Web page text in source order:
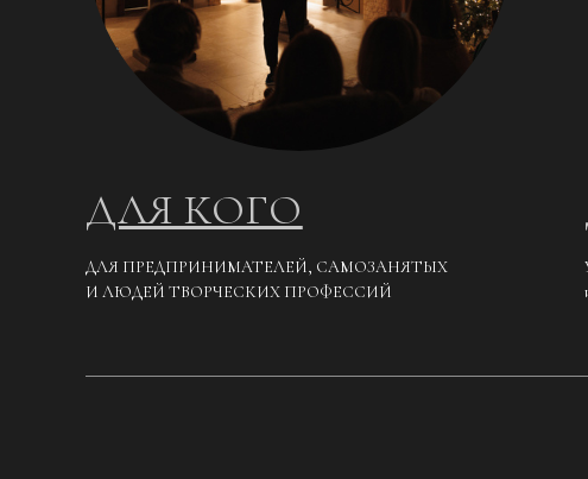
ДЛЯ КОГО
ДЛЯ ПРЕДПРИНИМАТЕЛЕЙ, САМОЗАНЯТЫХ
И ЛЮДЕЙ ТВОРЧЕСКИХ ПРОФЕССИЙ